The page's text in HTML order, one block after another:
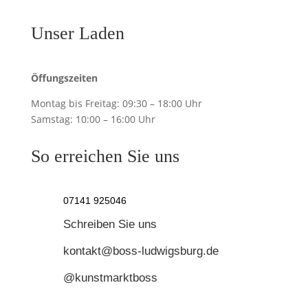
Unser Laden
Öffungszeiten
Montag bis Freitag: 09:30 – 18:00 Uhr
Samstag: 10:00 – 16:00 Uhr
So erreichen Sie uns
07141 925046
Schreiben Sie uns
kontakt@boss-ludwigsburg.de
@kunstmarktboss